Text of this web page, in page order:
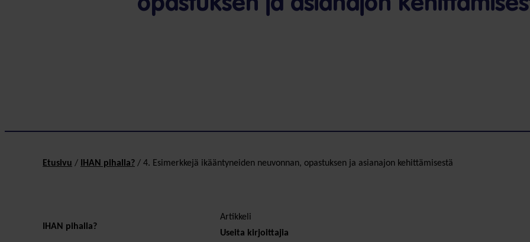
Etusivu / IHAN pihalla? / 4. Esimerkkejä ikääntyneiden neuvonnan, opastuksen ja asianajon kehittämisestä
IHAN pihalla?
Artikkeli
Useita kirjoittajia